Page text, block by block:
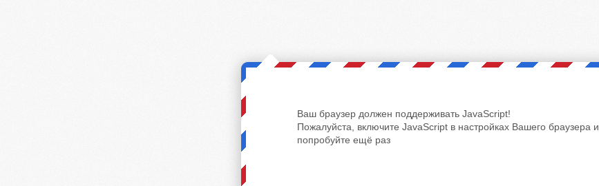
Ваш браузер должен поддерживать JavaScript!
Пожалуйста, включите JavaScript в настройках Вашего браузера и
попробуйте ещё раз